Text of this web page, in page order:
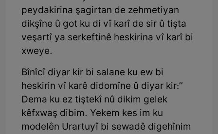
peydakirina şagirtan de zehmetiyan
dikşîne û got ku di vî karî de sir û tişta
veşartî ya serkeftinê heskirina vî karî bi
xweye.
Bînîcî diyar kir bi salane ku ew bi
heskirin vî karê didomîne û diyar kir:’’
Dema ku ez tiştekî nû dikim gelek
kêfxwaş dibim. Yekem kes im ku
modelên Urartuyî bi sewadê digehînim